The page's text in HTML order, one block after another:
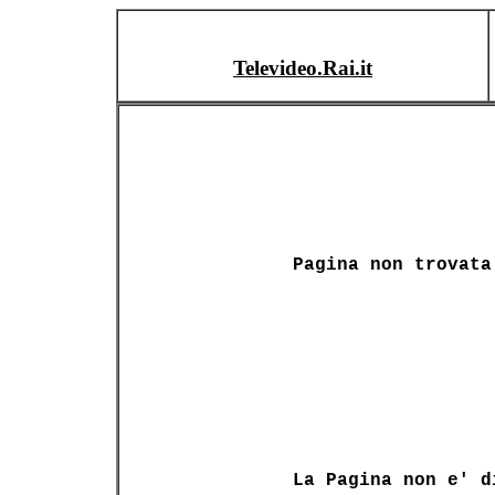
Televideo.Rai.it
Pagina non trovata
La Pagina non e'